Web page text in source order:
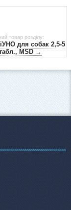
товар розділу:
для собак 2,5-5
MSD →